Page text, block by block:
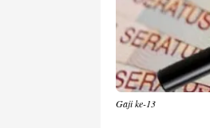
Gaji ke-13